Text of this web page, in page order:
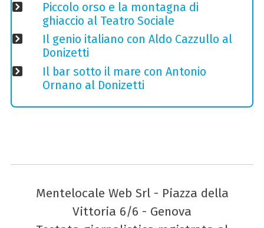
Piccolo orso e la montagna di
ghiaccio al Teatro Sociale
Il genio italiano con Aldo Cazzullo al
Donizetti
Il bar sotto il mare con Antonio
Ornano al Donizetti
Mentelocale Web Srl - Piazza della
Vittoria 6/6 - Genova